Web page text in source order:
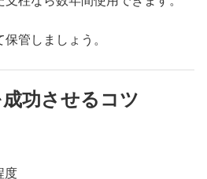
管しましょう。
功させるコツ
度